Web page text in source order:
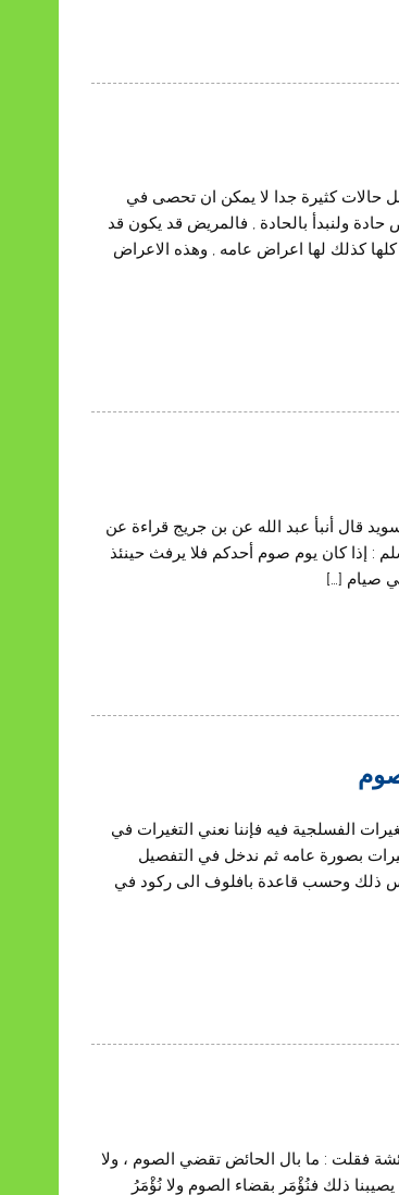
حالات كثيرة جدا لا يمكن ان تحصى في
ولنبدأ بالحادة , فالمريض قد يكون قد
كذلك لها اعراض عامه , وهذه الاعراض
قال أنبأ عبد الله عن بن جريج قراءة عن
: إذا كان يوم صوم أحدكم فلا يرفث حينئذ
صيام […]
الفسلجية فيه فإننا نعني التغيرات في
بصورة عامه ثم ندخل في التفصيل
ذلك وحسب قاعدة بافلوف الى ركود في
فقلت : ما بال الحائض تقضي الصوم ، ولا
ذلك فنُؤْمَر بقضاء الصوم ولا نُؤْمَرُ